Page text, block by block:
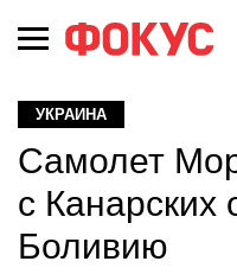
УКРАИНА
Самолет
с Канарских
Боливию